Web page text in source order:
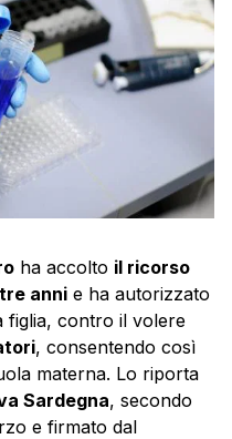
ha accolto il ricorso
anni e ha autorizzato
figlia, contro il volere
, consentendo così
materna. Lo riporta
Sardegna, secondo
e firmato dal